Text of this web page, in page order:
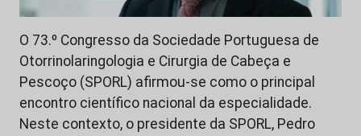
O 73.º Congresso da Sociedade Portuguesa de
Otorrinolaringologia e Cirurgia de Cabeça e
Pescoço (SPORL) afirmou-se como o principal
encontro científico nacional da especialidade.
Neste contexto, o presidente da SPORL, Pedro